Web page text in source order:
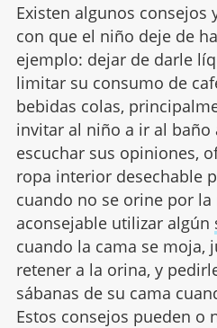
Existen algunos consejos
con que el niño deje de
ejemplo: dejar de darle
limitar su consumo de
bebidas colas,
invitar al niño a ir al baño
escuchar sus opiniones,
ropa interior desechable
cuando no se orine por la
aconsejable utilizar algún
cuando la cama se moja,
retener a la orina, y
sábanas de su cama
Estos consejos pueden o